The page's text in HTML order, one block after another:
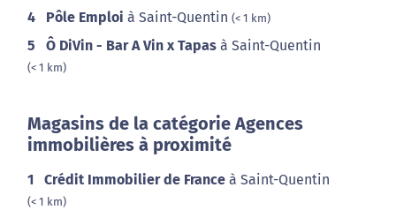
4 Pôle Emploi à Saint-Quentin (< 1 km)
5 Ô DiVin - Bar A Vin x Tapas à Saint-Quentin
(< 1 km)
Magasins de la catégorie Agences
immobilières à proximité
1 Crédit Immobilier de France à Saint-Quentin
(< 1 km)